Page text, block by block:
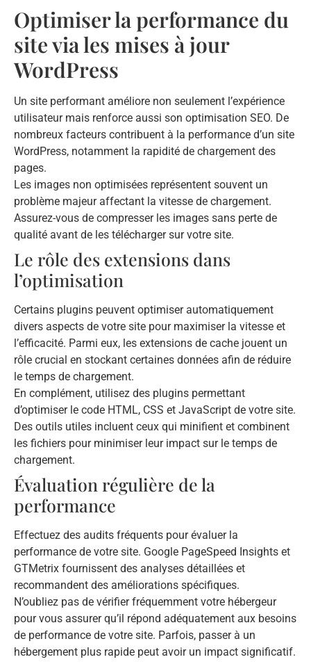
Optimiser la performance du
site via les mises à jour
WordPress
Un site performant améliore non seulement l’expérience
utilisateur mais renforce aussi son optimisation SEO. De
nombreux facteurs contribuent à la performance d’un site
WordPress, notamment la rapidité de chargement des
pages.
Les images non optimisées représentent souvent un
problème majeur affectant la vitesse de chargement.
Assurez-vous de compresser les images sans perte de
qualité avant de les télécharger sur votre site.
Le rôle des extensions dans
l’optimisation
Certains plugins peuvent optimiser automatiquement
divers aspects de votre site pour maximiser la vitesse et
l’efficacité. Parmi eux, les extensions de cache jouent un
rôle crucial en stockant certaines données afin de réduire
le temps de chargement.
En complément, utilisez des plugins permettant
d’optimiser le code HTML, CSS et JavaScript de votre site.
Des outils utiles incluent ceux qui minifient et combinent
les fichiers pour minimiser leur impact sur le temps de
chargement.
Évaluation régulière de la
performance
Effectuez des audits fréquents pour évaluer la
performance de votre site. Google PageSpeed Insights et
GTMetrix fournissent des analyses détaillées et
recommandent des améliorations spécifiques.
N’oubliez pas de vérifier fréquemment votre hébergeur
pour vous assurer qu’il répond adéquatement aux besoins
de performance de votre site. Parfois, passer à un
hébergement plus rapide peut avoir un impact significatif.